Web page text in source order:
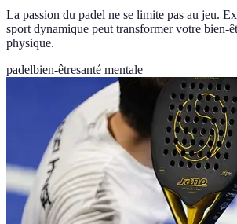
La passion du padel ne se limite pas au jeu.
sport dynamique peut transformer votre bien-
physique.
padelbien-êtresanté mentale